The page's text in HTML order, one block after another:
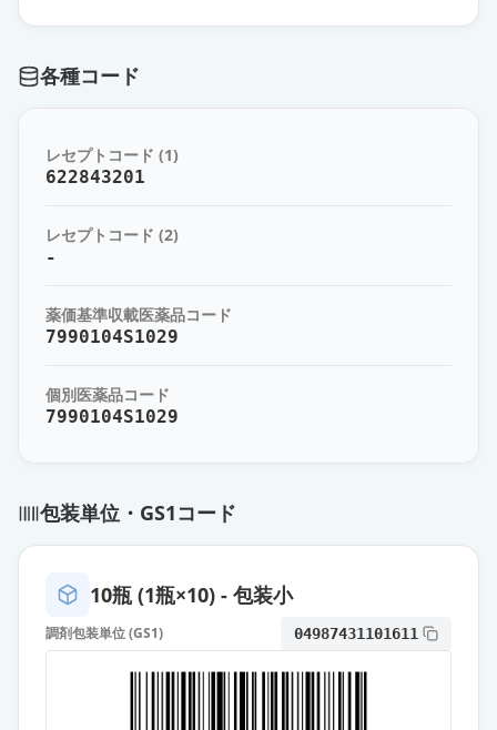
各種コード
レセプトコード (1)
622843201
レセプトコード (2)
-
薬価基準収載医薬品コード
7990104S1029
個別医薬品コード
7990104S1029
包装単位・GS1コード
10瓶 (1瓶×10) - 包装小
調剤包装単位 (GS1) 04987431101611